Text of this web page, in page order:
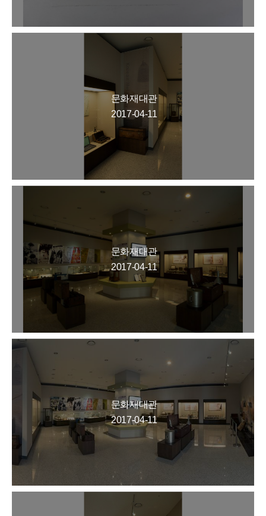
문화재대관
2017-04-11
문화재대관
2017-04-11
문화재대관
2017-04-11